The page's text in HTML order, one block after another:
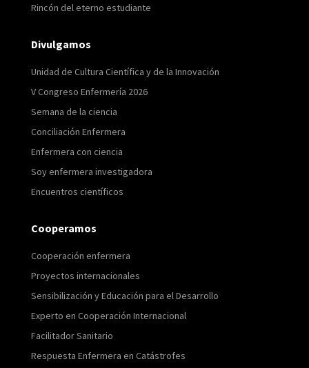
Rincón del eterno estudiante
Divulgamos
Unidad de Cultura Científica y de la Innovación
V Congreso Enfermería 2026
Semana de la ciencia
Conciliación Enfermera
Enfermera con ciencia
Soy enfermera investigadora
Encuentros científicos
Cooperamos
Cooperación enfermera
Proyectos internacionales
Sensibilización y Educación para el Desarrollo
Experto en Cooperación Internacional
Facilitador Sanitario
Respuesta Enfermera en Catástrofes